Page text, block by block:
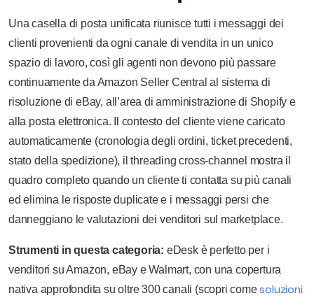
Una casella di posta unificata riunisce tutti i messaggi dei
clienti provenienti da ogni canale di vendita in un unico
spazio di lavoro, così gli agenti non devono più passare
continuamente da Amazon Seller Central al sistema di
risoluzione di eBay, all’area di amministrazione di Shopify e
alla posta elettronica. Il contesto del cliente viene caricato
automaticamente (cronologia degli ordini, ticket precedenti,
stato della spedizione), il threading cross-channel mostra il
quadro completo quando un cliente ti contatta su più canali
ed elimina le risposte duplicate e i messaggi persi che
danneggiano le valutazioni dei venditori sul marketplace.
Strumenti in questa categoria: eDesk è perfetto per i
venditori su Amazon, eBay e Walmart, con una copertura
nativa approfondita su oltre 300 canali (scopri comesoluzioni